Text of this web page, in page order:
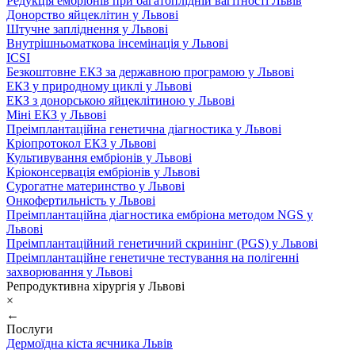
Донорство яйцеклітин у Львові
Штучне запліднення у Львові
Внутрішньоматкова інсемінація у Львові
ICSI
Безкоштовне ЕКЗ за державною програмою у Львові
ЕКЗ у природному циклі у Львові
ЕКЗ з донорською яйцеклітиною у Львові
Міні ЕКЗ у Львові
Преімплантаційна генетична діагностика у Львові
Кріопротокол ЕКЗ у Львові
Культивування ембріонів у Львові
Кріоконсервація ембріонів у Львові
Сурогатне материнство у Львові
Онкофертильність у Львові
Преімплантаційна діагностика ембріона методом NGS у
Львові
Преімплантаційний генетичний скринінг (PGS) у Львові
Преімплантаційне генетичне тестування на полігенні
захворювання у Львові
Репродуктивна хірургія у Львові
×
←
Послуги
Дермоїдна кіста яєчника Львів